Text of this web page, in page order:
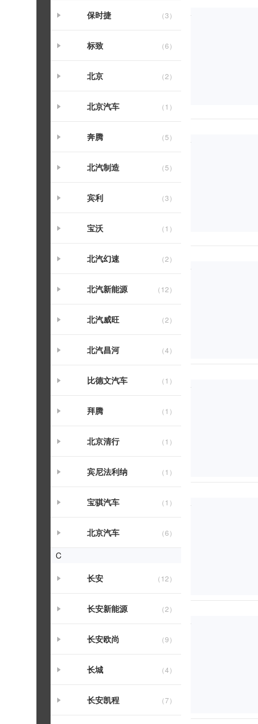
保时捷 （3）
标致 （6）
北京 （2）
北京汽车 （1）
奔腾 （5）
北汽制造 （5）
宾利 （3）
宝沃 （1）
北汽幻速 （2）
北汽新能源 （12）
北汽威旺 （2）
北汽昌河 （4）
比德文汽车 （1）
拜腾 （1）
北京清行 （1）
宾尼法利纳 （1）
宝骐汽车 （1）
北京汽车 （6）
C
长安
（12）
长安新能源 （2）
长安欧尚 （9）
长城 （4）
长安凯程 （7）